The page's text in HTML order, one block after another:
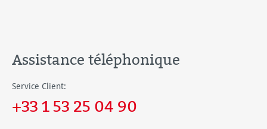
Assistance téléphonique
Service Client:
+33 1 53 25 04 90